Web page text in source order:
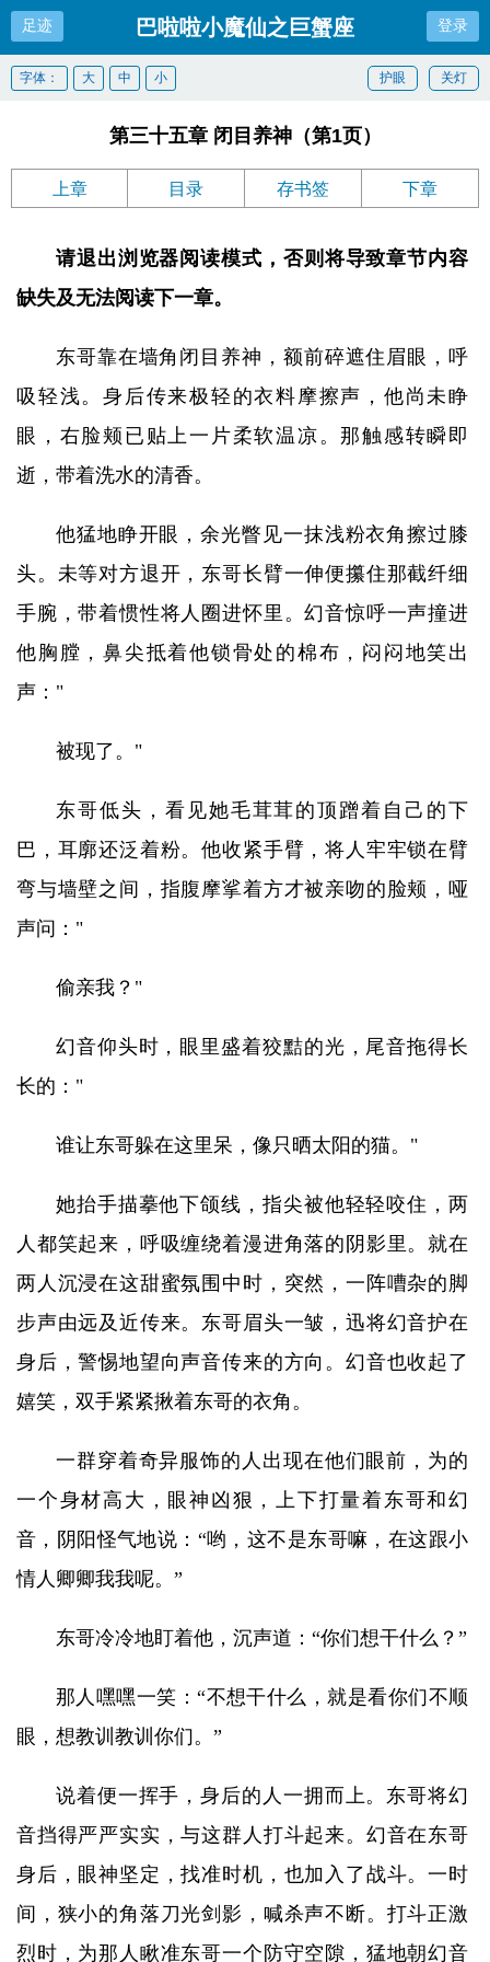
足迹 巴啦啦小魔仙之巨蟹座 登录
关灯
护眼
字体： 大 中 小
第三十五章 闭目养神（第1页）
上章 目录 存书签 下章
请退出浏览器阅读模式，否则将导致章节内容
缺失及无法阅读下一章。
东哥靠在墙角闭目养神，额前碎遮住眉眼，呼
吸轻浅。身后传来极轻的衣料摩擦声，他尚未睁
眼，右脸颊已贴上一片柔软温凉。那触感转瞬即
逝，带着洗水的清香。
他猛地睁开眼，余光瞥见一抹浅粉衣角擦过膝
头。未等对方退开，东哥长臂一伸便攥住那截纤细
手腕，带着惯性将人圈进怀里。幻音惊呼一声撞进
他胸膛，鼻尖抵着他锁骨处的棉布，闷闷地笑出
声："
被现了。"
东哥低头，看见她毛茸茸的顶蹭着自己的下
巴，耳廓还泛着粉。他收紧手臂，将人牢牢锁在臂
弯与墙壁之间，指腹摩挲着方才被亲吻的脸颊，哑
声问："
偷亲我？"
幻音仰头时，眼里盛着狡黠的光，尾音拖得长
长的："
谁让东哥躲在这里呆，像只晒太阳的猫。"
她抬手描摹他下颌线，指尖被他轻轻咬住，两
人都笑起来，呼吸缠绕着漫进角落的阴影里。就在
两人沉浸在这甜蜜氛围中时，突然，一阵嘈杂的脚
步声由远及近传来。东哥眉头一皱，迅将幻音护在
身后，警惕地望向声音传来的方向。幻音也收起了
嬉笑，双手紧紧揪着东哥的衣角。
一群穿着奇异服饰的人出现在他们眼前，为的
一个身材高大，眼神凶狠，上下打量着东哥和幻
音，阴阳怪气地说：“哟，这不是东哥嘛，在这跟小
情人卿卿我我呢。”
东哥冷冷地盯着他，沉声道：“你们想干什么？”
那人嘿嘿一笑：“不想干什么，就是看你们不顺
眼，想教训教训你们。”
说着便一挥手，身后的人一拥而上。东哥将幻
音挡得严严实实，与这群人打斗起来。幻音在东哥
身后，眼神坚定，找准时机，也加入了战斗。一时
间，狭小的角落刀光剑影，喊杀声不断。打斗正激
烈时，为那人瞅准东哥一个防守空隙，猛地朝幻音